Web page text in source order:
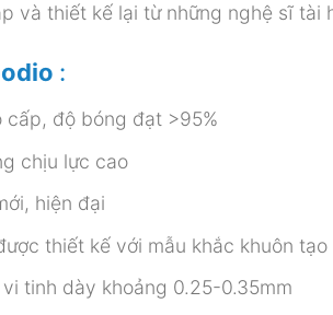
và thiết kế lại từ những nghệ sĩ tài
:
cấp, độ bóng đạt >95%
chịu lực cao
hiện đại
thiết kế với mẫu khắc khuôn
tinh dày khoảng 0.25-0.35mm